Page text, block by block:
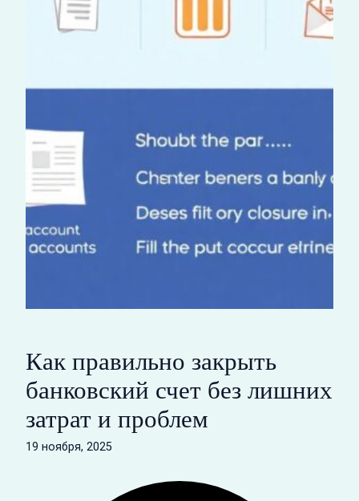
Как правильно закрыть
банковский счет без лишних
затрат и проблем
19 ноября, 2025